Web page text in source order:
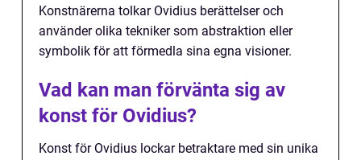
Konstnärerna tolkar Ovidius berättelser och
använder olika tekniker som abstraktion eller
symbolik för att förmedla sina egna visioner.
Vad kan man förvänta sig av
konst för Ovidius?
Konst för Ovidius lockar betraktare med sin unika